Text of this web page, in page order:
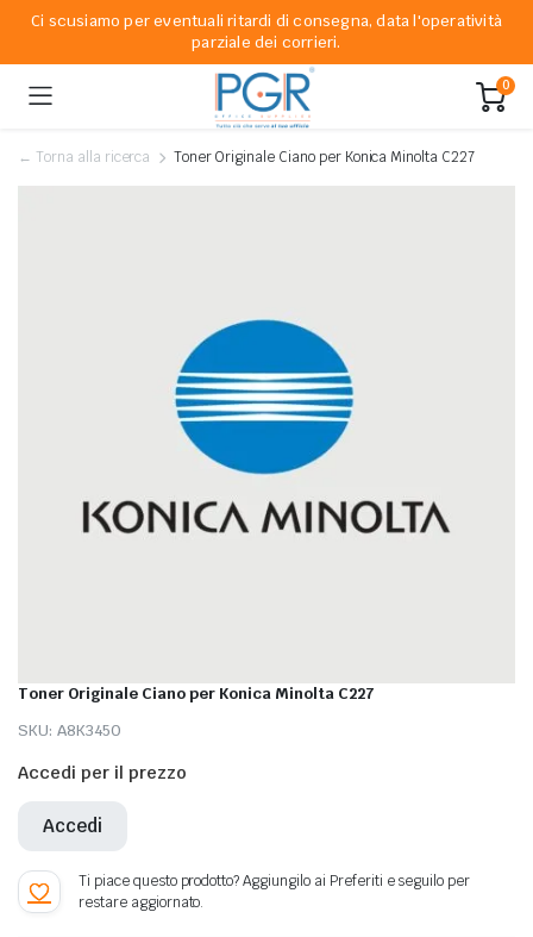
Ci scusiamo per eventuali ritardi di consegna, data l'operatività
parziale dei corrieri.
0
← Torna alla ricerca Toner Originale Ciano per Konica Minolta C227
Toner Originale Ciano per Konica Minolta C227
SKU: A8K3450
Accedi per il prezzo
Accedi